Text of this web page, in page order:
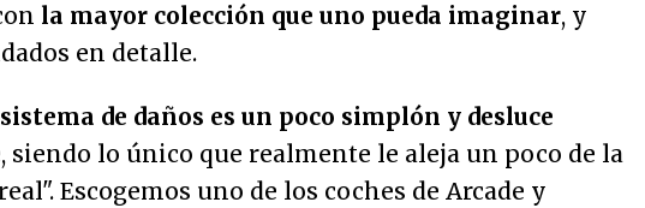
la mayor colección que uno pueda imaginar, y
en detalle.
de daños es un poco simplón y desluce
, siendo lo único que realmente le aleja un poco de la
Escogemos uno de los coches de Arcade y